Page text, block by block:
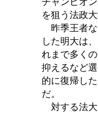
を狙う法政
昨季王者な
した明大は
れまで多く
抑えるなど
的に復帰し
だ。
対する法大